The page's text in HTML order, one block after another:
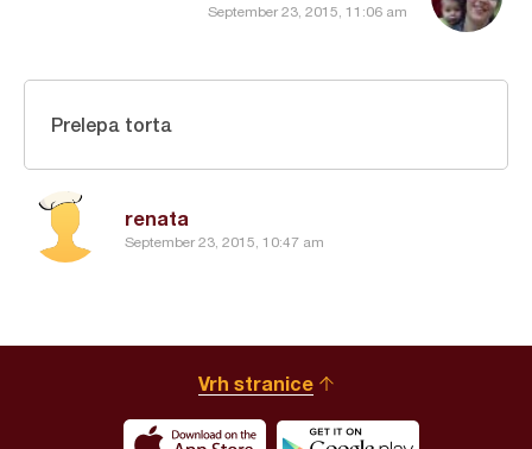
September 23, 2015, 11:06 am
renata
September 23, 2015, 10:47 am
Prelepa torta
Vrh stranice